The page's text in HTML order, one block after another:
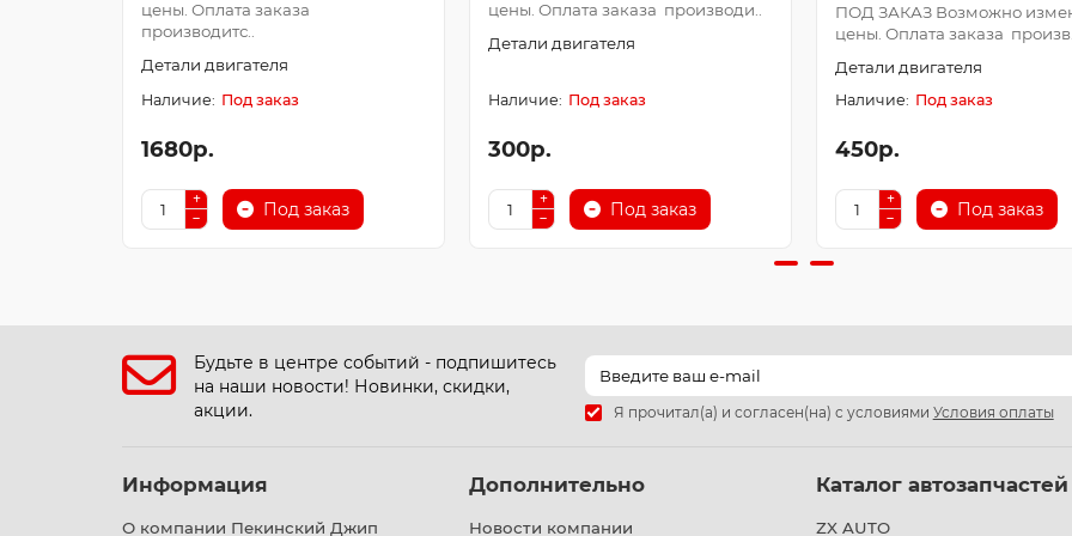
цены. Оплата заказа
производитс..
Детали двигателя
Под заказ
1680р.
Под заказ
цены. Оплата заказа производи..
Детали двигателя
Под заказ
300р.
Под заказ
ПОД ЗАКАЗ Возможно
цены. Оплата заказа произв..
Детали двигателя
Под заказ
450р.
Под заказ
Будьте в центре событий - подпишитесь
на наши новости! Новинки, скидки,
акции.
Я прочитал(а) и согласен(на) с условиями Условия оплаты
Информация
О компании Пекинский Джип
Дополнительно
Новости компании
Каталог автозапчастей
ZX AUTO